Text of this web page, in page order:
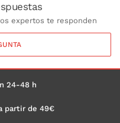
expertos te responden
24-48 h
partir de 49€